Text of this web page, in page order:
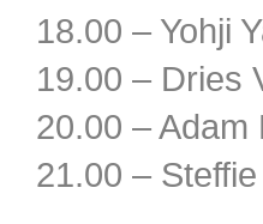
18.00 – Yohji
19.00 – Dries
20.00 – Adam
21.00 –